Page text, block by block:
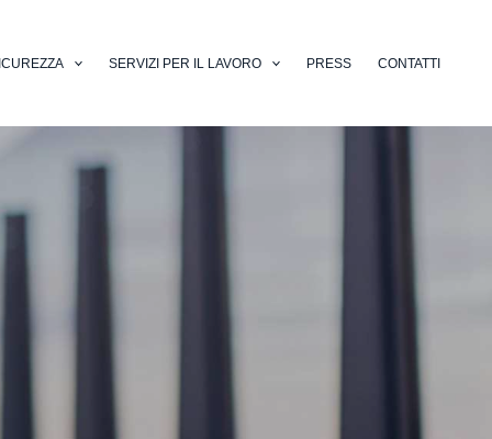
SERVIZI PER IL LAVORO PRESS CONTATTI